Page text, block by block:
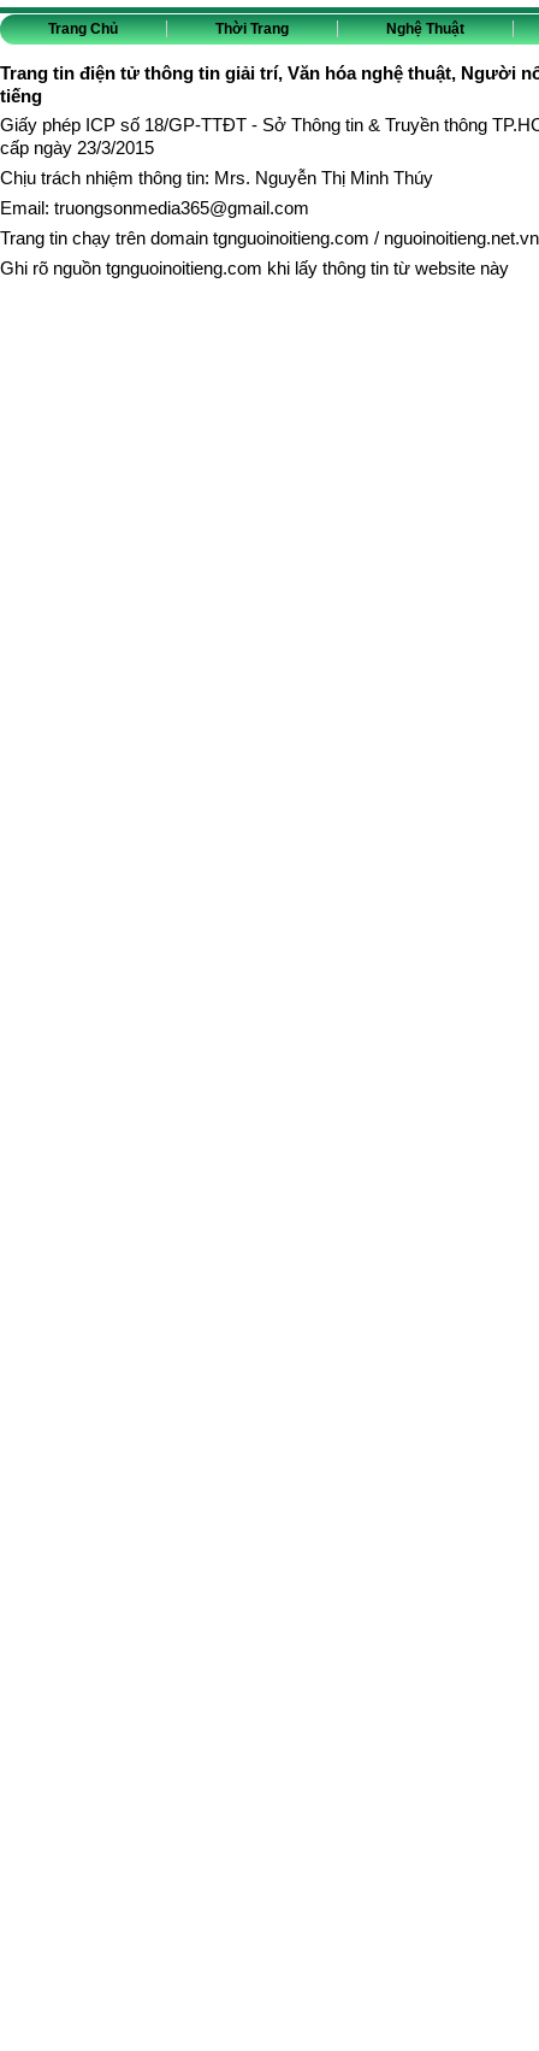
Trang Chủ Thời Trang Nghệ Thuật
Trang tin điện tử thông tin giải trí, Văn hóa nghệ thuật, Người
tiếng
Giấy phép ICP số 18/GP-TTĐT - Sở Thông tin & Truyền thông
cấp ngày 23/3/2015
Chịu trách nhiệm thông tin: Mrs. Nguyễn Thị Minh Thúy
Email: truongsonmedia365@gmail.com
Trang tin chạy trên domain tgnguoinoitieng.com / nguoinoitieng.net.vn
Ghi rõ nguồn tgnguoinoitieng.com khi lấy thông tin từ website này